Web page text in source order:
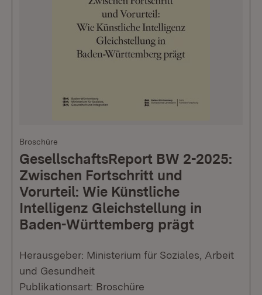
Broschüre
GesellschaftsReport BW 2-2025:
Zwischen Fortschritt und
Vorurteil: Wie Künstliche
Intelligenz Gleichstellung in
Baden-Württemberg prägt
Herausgeber: Ministerium für Soziales, Arbeit
und Gesundheit
Publikationsart: Broschüre